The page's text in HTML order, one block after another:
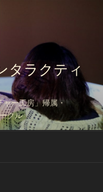
タラクティ
ャー工房」帰属・
クル